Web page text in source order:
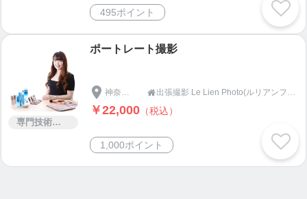
495ポイント
専門技術サービス
ポートレート撮影

￥22,000 （税込）
1,000ポイント